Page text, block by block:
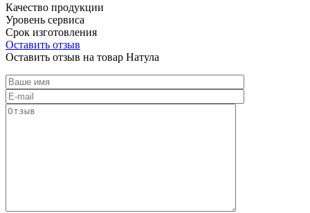
Качество продукции
Уровень сервиса
Срок изготовления
Оставить отзыв
Оставить отзыв на товар Натула